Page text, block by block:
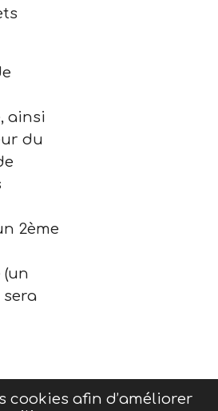
cookies afin d’améliorer
ainsi
du
2ème
(un